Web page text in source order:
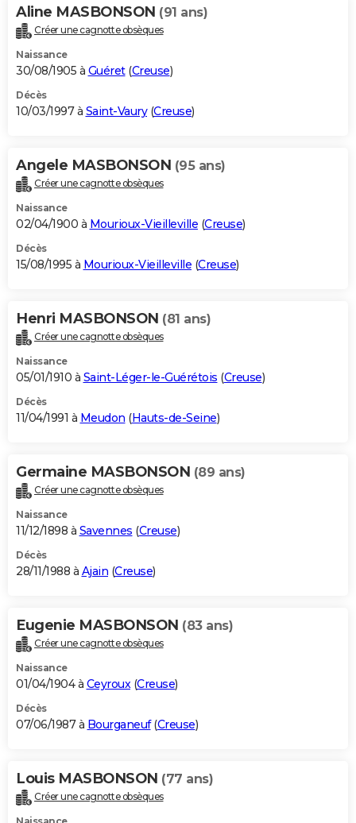
Aline MASBONSON (91 ans)
Créer une cagnotte obsèques
Naissance
30/08/1905 à Guéret(Creuse)
Décès
10/03/1997 à Saint-Vaury(Creuse)
Angele MASBONSON (95 ans)
Créer une cagnotte obsèques
Naissance
02/04/1900 à Mourioux-Vieilleville (Creuse)
Décès
15/08/1995 à Mourioux-Vieilleville (Creuse)
Henri MASBONSON (81 ans)
Créer une cagnotte obsèques
Naissance
05/01/1910 à Saint-Léger-le-Guérétois (Creuse)
Décès
11/04/1991 à Meudon (Hauts-de-Seine)
Germaine MASBONSON (89 ans)
Créer une cagnotte obsèques
Naissance
11/12/1898 à Savennes (Creuse)
Décès
28/11/1988 à Ajain (Creuse)
Eugenie MASBONSON (83 ans)
Créer une cagnotte obsèques
Naissance
01/04/1904 à Ceyroux(Creuse)
Décès
07/06/1987 à Bourganeuf(Creuse)
Louis MASBONSON (77 ans)
Créer une cagnotte obsèques